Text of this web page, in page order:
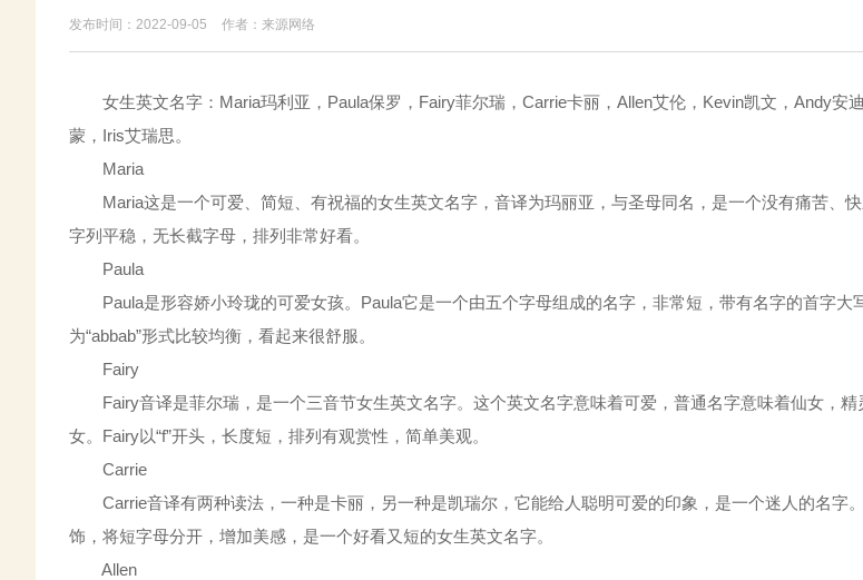
发布时间：2022-09-05 作者：来源网络
女生英文名字：Maria玛利亚，Paula保罗，Fairy菲尔瑞，Carrie卡丽，Allen艾伦，Kevin凯文，Andy安
蒙，Iris艾瑞思。
Maria
Maria这是一个可爱、简短、有祝福的女生英文名字，音译为玛丽亚，与圣母同名，是一个没有痛苦、
字列平稳，无长截字母，排列非常好看。
Paula
Paula是形容娇小玲珑的可爱女孩。Paula它是一个由五个字母组成的名字，非常短，带有名字的首字大
为“abbab”形式比较均衡，看起来很舒服。
Fairy
Fairy音译是菲尔瑞，是一个三音节女生英文名字。这个英文名字意味着可爱，普通名字意味着仙女，精
女。Fairy以“f”开头，长度短，排列有观赏性，简单美观。
Carrie
Carrie音译有两种读法，一种是卡丽，另一种是凯瑞尔，它能给人聪明可爱的印象，是一个迷人的名字。
饰，将短字母分开，增加美感，是一个好看又短的女生英文名字。
Allen